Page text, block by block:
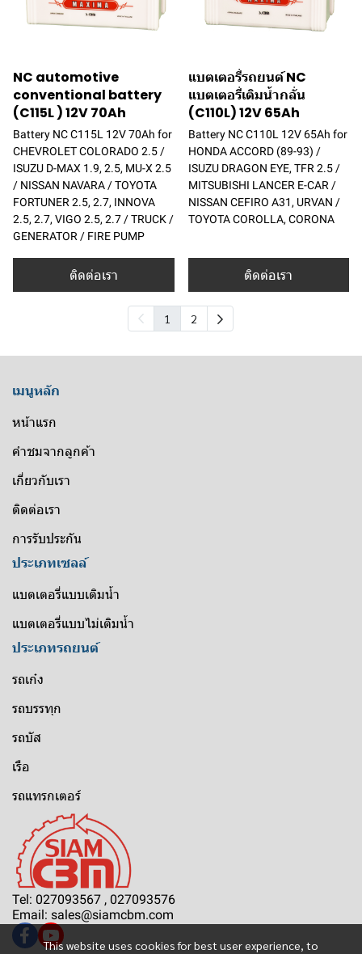
NC automotive
conventional battery
(C115L ) 12V 70Ah
Battery NC C115L 12V 70Ah for
CHEVROLET COLORADO 2.5 /
ISUZU D-MAX 1.9, 2.5, MU-X 2.5
/ NISSAN NAVARA / TOYOTA
FORTUNER 2.5, 2.7, INNOVA
2.5, 2.7, VIGO 2.5, 2.7 / TRUCK /
GENERATOR / FIRE PUMP
ติดต่อเรา
แบตเตอรี่รถยนต์ NC
แบตเตอรี่เติมน้ำกลั่น
(C110L) 12V 65Ah
Battery NC C110L 12V 65Ah for
HONDA ACCORD (89-93) /
ISUZU DRAGON EYE, TFR 2.5 /
MITSUBISHI LANCER E-CAR /
NISSAN CEFIRO A31, URVAN /
TOYOTA COROLLA, CORONA
ติดต่อเรา
1 2
This website uses cookies for best user experience, to
เมนูหลัก
หน้าแรก
คำชมจากลูกค้า
เกี่ยวกับเรา
ติดต่อเรา
การรับประกัน
ประเภทเซลล์
แบตเตอรี่แบบเติมน้ำ
แบตเตอรี่แบบไม่เติมน้ำ
ประเภทรถยนต์
รถเก๋ง
รถบรรทุก
รถบัส
เรือ
รถแทรกเตอร์
Tel: 027093567 , 027093576
Email: sales@siamcbm.com